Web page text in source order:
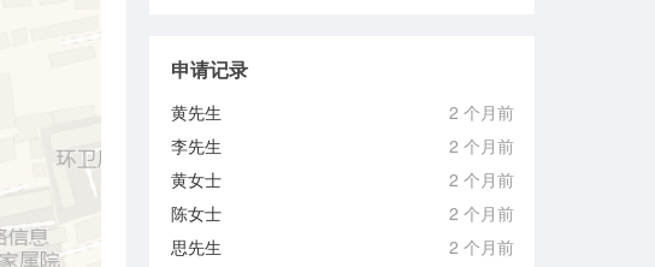
申请记录
黄先生
2 个月前
李先生
2 个月前
黄女士
2 个月前
陈女士
2 个月前
思先生
2 个月前